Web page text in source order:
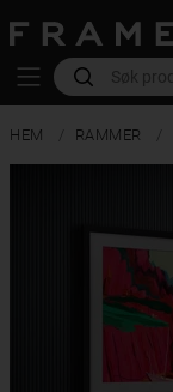
HEM RAMMER